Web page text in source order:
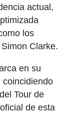
actual,
los
Clarke.
en su
coincidiendo
Tour de
de esta